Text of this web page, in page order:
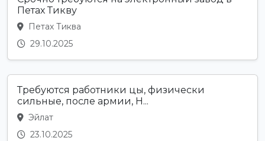
Петах Тикву
Петах Тиква
29.10.2025
Требуются работники цы, физически
сильные, после армии, Н...
Эйлат
23.10.2025